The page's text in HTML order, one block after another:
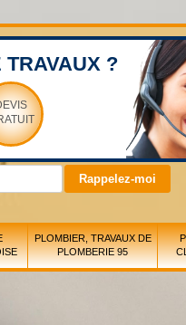
TRAVAUX ?
PLOMBIER, TRAVAUX DE
PLOMBERIE 95